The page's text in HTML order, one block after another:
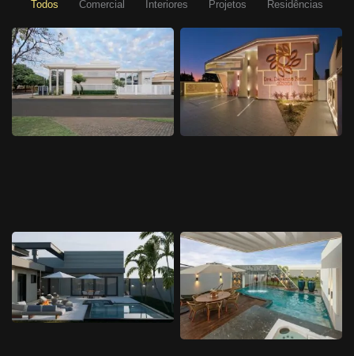
Todos Comercial Interiores Projetos Residências